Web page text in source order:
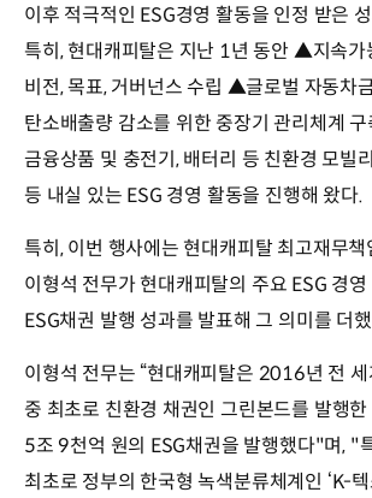
이후 적극적인 ESG경영 활동을 인정 받은
특히, 현대캐피탈은 지난 1년 동안 ▲지속가
비전, 목표, 거버넌스 수립 ▲글로벌 자동차
탄소배출량 감소를 위한 중장기 관리체계
금융상품 및 충전기, 배터리 등 친환경 모빌
등 내실 있는 ESG 경영 활동을 진행해 왔다.
특히, 이번 행사에는 현대캐피탈 최고재무책
이형석 전무가 현대캐피탈의 주요 ESG 경
ESG채권 발행 성과를 발표해 그 의미를 더
이형석 전무는 “현대캐피탈은 2016년 전
중 최초로 친환경 채권인 그린본드를 발행
5조 9천억 원의 ESG채권을 발행했다"며, "
최초로 정부의 한국형 녹색분류체계인 ‘K-